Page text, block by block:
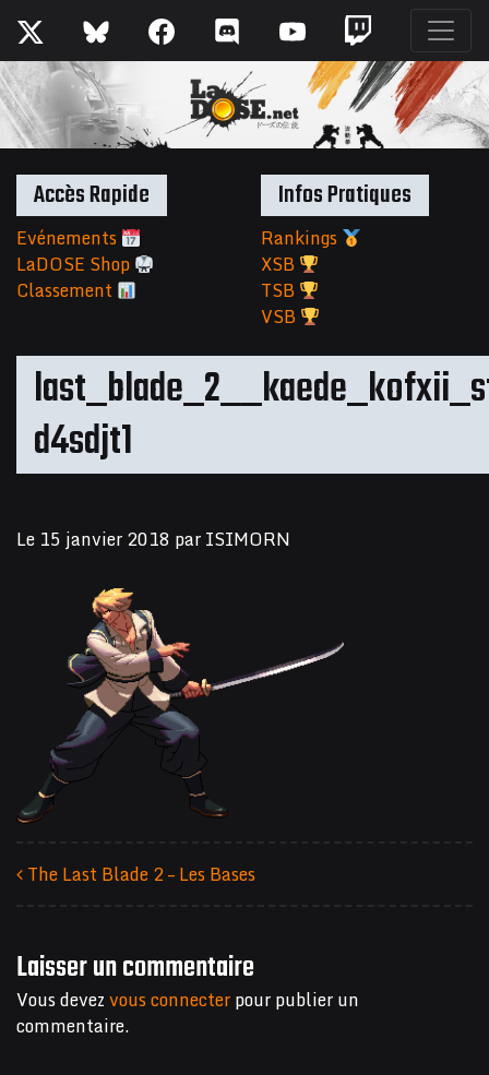
d4sdjt1
Le 15 janvier 2018 parISIMORN
The Last Blade 2 – Les Bases
Laisser un commentaire
Vous devezvous connecterpour publier un
commentaire.
Accès Rapide
Evénements
LaDOSE Shop
Classement
Infos Pratiques
Rankings
XSB
TSB
VSB